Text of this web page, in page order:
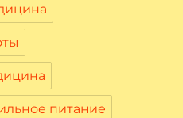
питание